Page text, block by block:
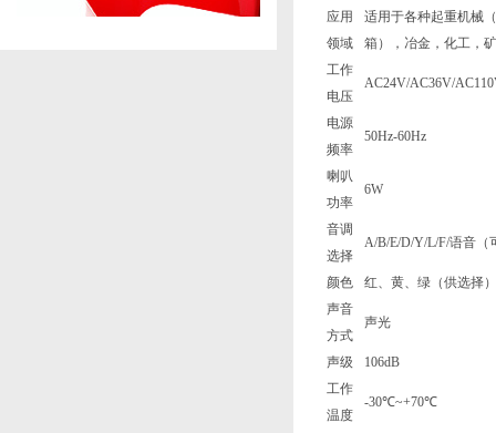
应用
领域
适用于各种起重机械
箱），冶金，化工，
工作
电压
AC24V/AC36V/
电源
频率
50Hz-60Hz
喇叭
功率
6W
音调
选择
A/B/E/D/Y/L/F/语音（
颜色
红、黄、绿（供选择）
声音
方式
声光
声级
106dB
工作
温度
-30℃~+70℃